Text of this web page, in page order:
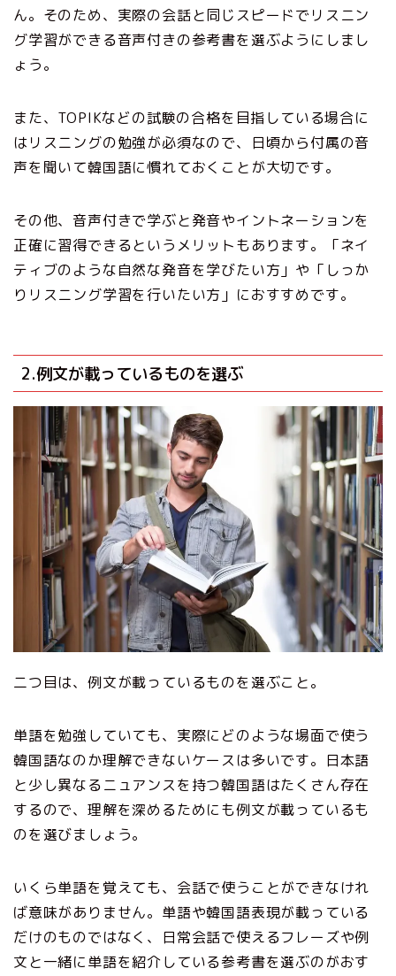
ん。そのため、実際の会話と同じスピードでリスニン
グ学習ができる音声付きの参考書を選ぶようにしまし
ょう。
また、TOPIKなどの試験の合格を目指している場合に
はリスニングの勉強が必須なので、日頃から付属の音
声を聞いて韓国語に慣れておくことが大切です。
その他、音声付きで学ぶと発音やイントネーションを
正確に習得できるというメリットもあります。「ネイ
ティブのような自然な発音を学びたい方」や「しっか
りリスニング学習を行いたい方」におすすめです。
2.例文が載っているものを選ぶ
二つ目は、例文が載っているものを選ぶこと。
単語を勉強していても、実際にどのような場面で使う
韓国語なのか理解できないケースは多いです。日本語
と少し異なるニュアンスを持つ韓国語はたくさん存在
するので、理解を深めるためにも例文が載っているも
のを選びましょう。
いくら単語を覚えても、会話で使うことができなけれ
ば意味がありません。単語や韓国語表現が載っている
だけのものではなく、日常会話で使えるフレーズや例
文と一緒に単語を紹介している参考書を選ぶのがおす